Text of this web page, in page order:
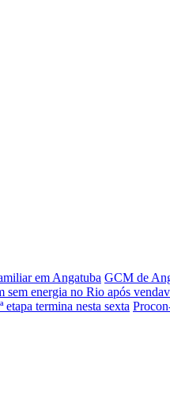
em Angatuba GCM de
energia no Rio após
termina nesta sexta